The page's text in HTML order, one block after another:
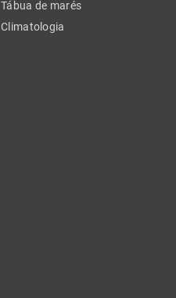
Tábua de marés
Climatologia